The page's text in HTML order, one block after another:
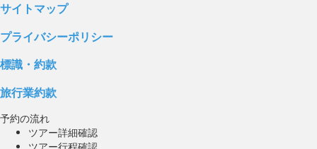
サイトマップ
プライバシーポリシー
標識・約款
旅行業約款
予約の流れ
ツアー詳細確認